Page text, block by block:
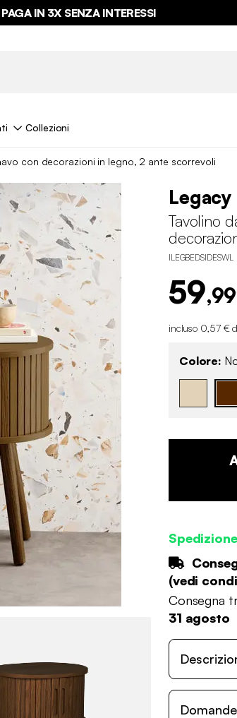
PAGA IN 3X SENZA INTERESSI
Collezioni
con decorazioni in legno, 2 ante scorrevoli
Legacy
Tavolino
ILEGBEDSIDESWL
59
incluso 0,57 €
Colore:
(vedi
Consegna
31 agosto